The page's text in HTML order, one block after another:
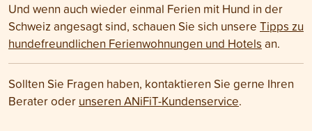
Und wenn auch wieder einmal Ferien mit Hund in der
Schweiz angesagt sind, schauen Sie sich unsere Tipps zu
hundefreundlichen Ferienwohnungen und Hotels an.
Sollten Sie Fragen haben, kontaktieren Sie gerne Ihren
Berater oder unseren ANiFiT-Kundenservice.